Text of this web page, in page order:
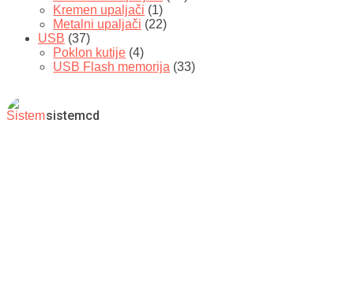
Kremen upaljači (1)
Metalni upaljači (22)
USB (37)
Poklon kutije (4)
USB Flash memorija (33)
sistemcd